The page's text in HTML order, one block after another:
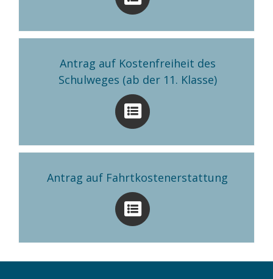
Antrag auf Kostenfreiheit des
Schulweges (ab der 11. Klasse)
Antrag auf Fahrtkostenerstattung